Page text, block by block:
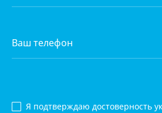
Я подтверждаю достоверность